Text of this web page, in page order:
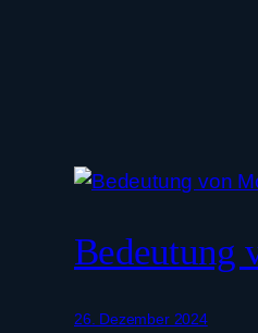
Bedeutung
26. Dezember 2024